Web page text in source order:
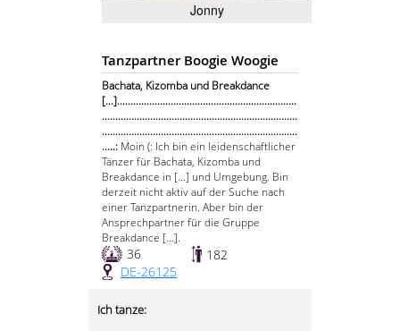
Jonny
Tanzpartner Boogie Woogie
Bachata, Kizomba und Breakdance
[...]...................................................................
.........................................................................
.........................................................................
.....: Moin (: Ich bin ein leidenschaftlicher
Tänzer für Bachata, Kizomba und
Breakdance in [...] und Umgebung. Bin
derzeit nicht aktiv auf der Suche nach
einer Tanzpartnerin. Aber bin der
Ansprechpartner für die Gruppe
Breakdance [...].
36
182
DE-26125
Ich tanze: